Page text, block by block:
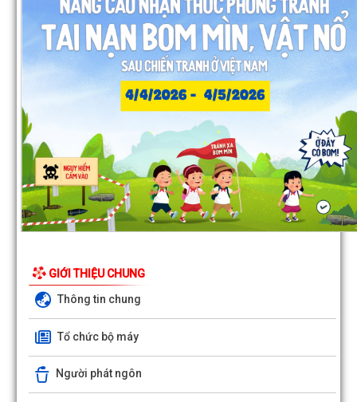
GIỚI THIỆU CHUNG
Thông tin chung
Tổ chức bộ máy
Người phát ngôn